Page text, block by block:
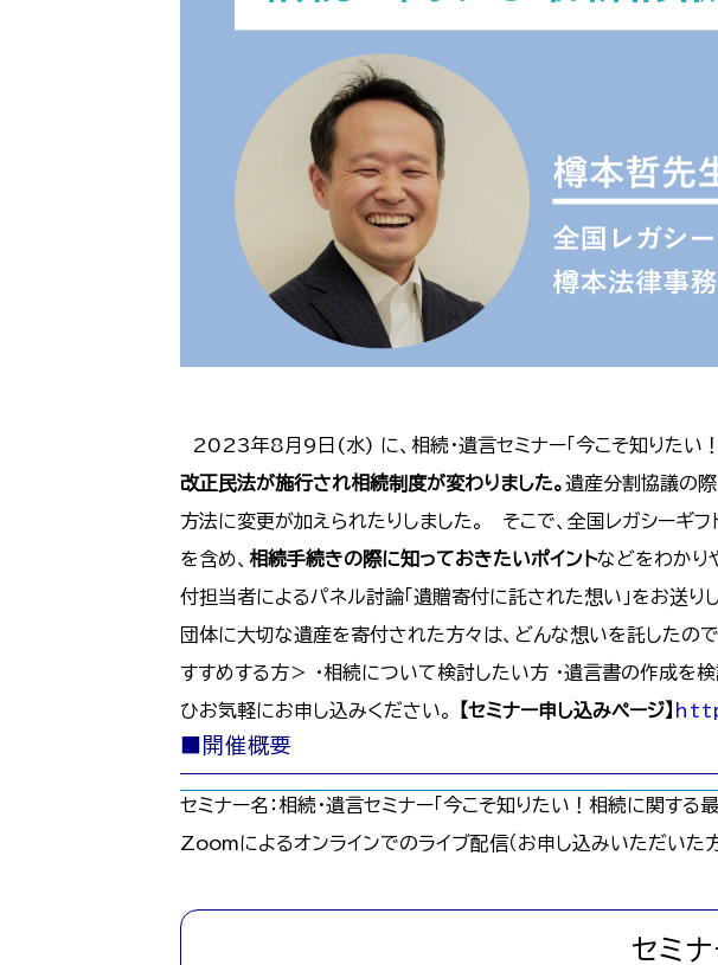
2023年8月9日(水) に、相続・遺言セミナー「今こそ知りたい
改正民法が施行され相続制度が変わりました。遺産分割協議の
方法に変更が加えられたりしました。 そこで、全国レガシーギ
を含め、 相続手続きの際に知っておきたいポイントなどをわかり
付担当者によるパネル討論「遺贈寄付に託された想い」をお送
団体に大切な遺産を寄付された方々は、どんな想いを託したの
すすめする方＞ ・相続について検討したい方 ・遺言書の作成を
ひお気軽にお申し込みください。
【セミナー申し込みページ】
■開催概要
セミナー名：相続・遺言セミナー「今こそ知りたい！相続に関
Zoomによるオンラインでのライブ配信（お申し込みいただいた
セミ